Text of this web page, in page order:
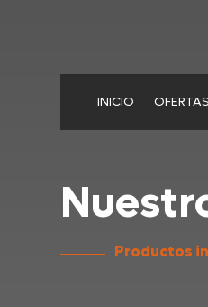
INICIO OFERTAS
Productos